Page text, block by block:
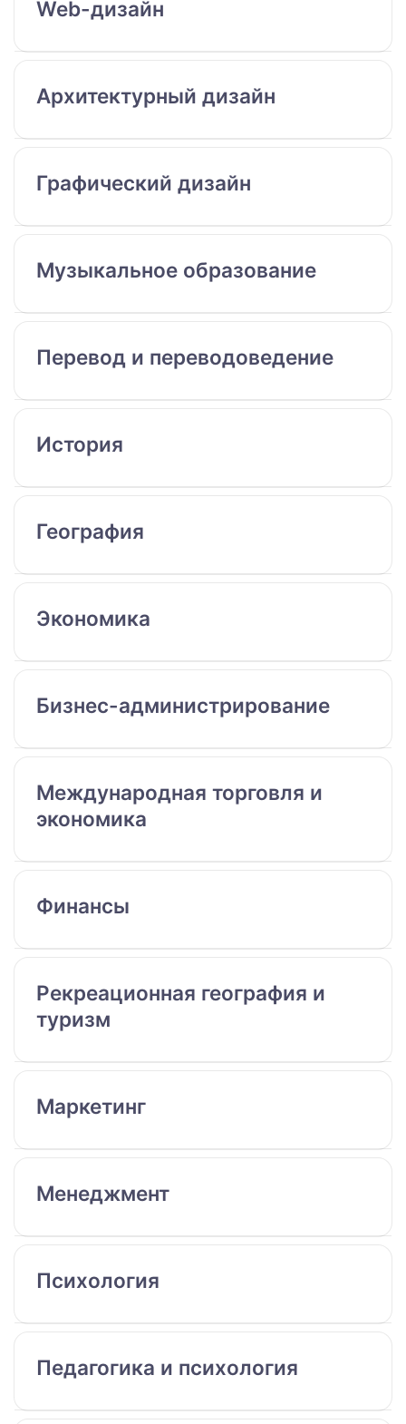
Web-дизайн
Архитектурный дизайн
Графический дизайн
Музыкальное образование
Перевод и переводоведение
История
География
Экономика
Бизнес-администрирование
Международная торговля и
экономика
Финансы
Рекреационная география и
туризм
Маркетинг
Менеджмент
Психология
Педагогика и психология